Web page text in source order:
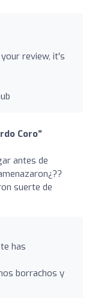
review, it's
Coro”
antes de
suerte de
has
borrachos y